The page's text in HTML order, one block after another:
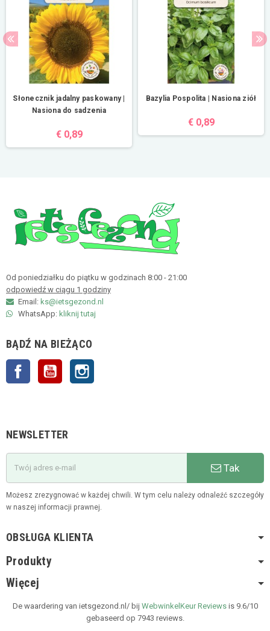
Słonecznik jadalny paskowany |
Nasiona do sadzenia
€ 0,89
Bazylia Pospolita | Nasiona ziół
€ 0,89
Od poniedziałku do piątku w godzinach 8:00 - 21:00
odpowiedź w ciągu 1 godziny
Email: ks@ietsgezond.nl
WhatsApp: kliknij tutaj
BĄDŹ NA BIEŻĄCO
Facebook YouTube
NEWSLETTER
Tak
Możesz zrezygnować w każdej chwili. W tym celu należy odnaleźć szczegóły
w naszej informacji prawnej.
OBSŁUGA KLIENTA
Produkty
Więcej
De waardering van ietsgezond.nl/ bij WebwinkelKeur Reviewsis 9.6/10
gebaseerd op 7943 reviews.